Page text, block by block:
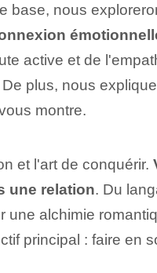
base, nous
active et de
plus, nous
montre.
et l'art de conquérir.
une relation. Du
alchimie
principal : faire en